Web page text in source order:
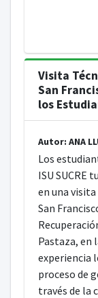
Visita
San
los
Autor: ANA
Los
ISU SUCRE
en una
San
Pastaza, en
experiencia
proceso de
través de la